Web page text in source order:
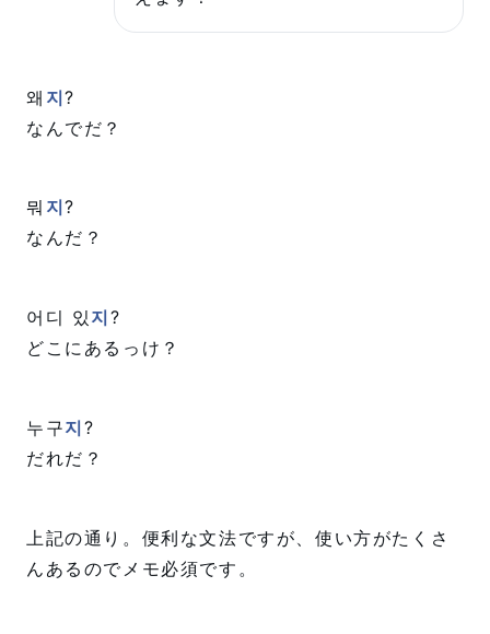
왜 지?
なんでだ？
뭐 지?
なんだ？
어디 있 지?
どこにあるっけ？
누구지 ?
だれだ？
上記の通り。便利な文法ですが、使い方がたくさ
んあるのでメモ必須です。